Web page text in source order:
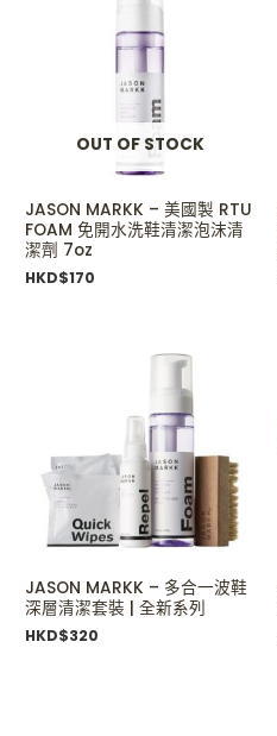
OUT OF STOCK
JASON MARKK – 美國製 RTU
FOAM 免開水洗鞋清潔泡沫清
潔劑 7oz
HKD$170
JASON MARKK – 多合一波鞋
深層清潔套裝 | 全新系列
HKD$320